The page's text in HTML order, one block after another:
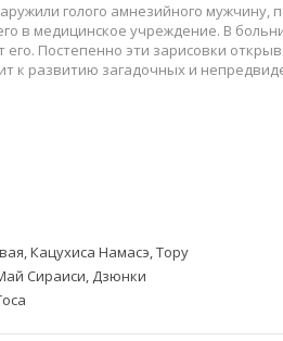
Военные
Семейные
голого амнезийного мужчину,
в медицинское учреждение. В
Постепенно эти зарисовки
к развитию загадочных и
Кацухиса Намасэ, Тору
Сираиси, Дзюнки